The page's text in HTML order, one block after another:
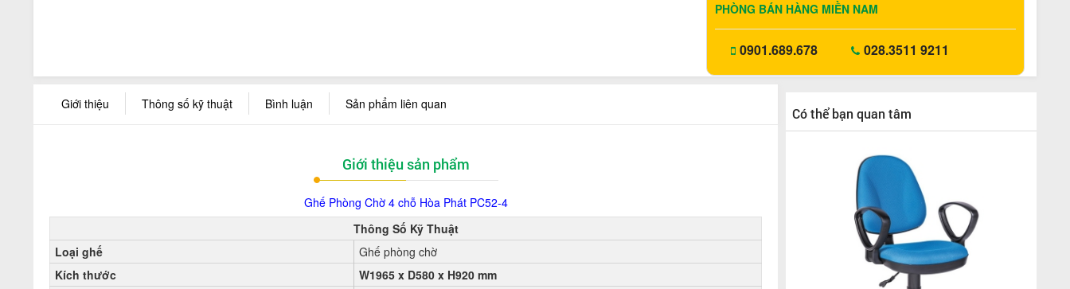
PHÒNG BÁN HÀNG MIỀN NAM
0901.689.678 028.3511 9211
Giới thiệu Thông số kỹ thuật Bình luận Sản phẩm liên quan
Giới thiệu sản phẩm
Ghế Phòng Chờ 4 chỗ Hòa Phát PC52-4
Thông Số Kỹ Thuật
Loại ghế
Ghế phòng chờ
Kích thước
W1965 x D580 x H920 mm
Có thể bạn quan tâm